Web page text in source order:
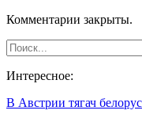
Комментарии закрыты.
Интересное:
В Австрии тягач